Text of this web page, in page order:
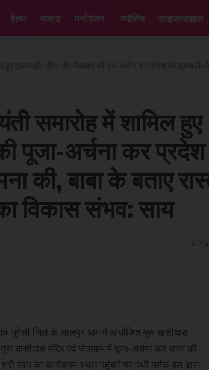
हेल्थ यात्रा मनोरंजन ज्योतिष लाइफस्टाइल
समारोह में शामिल हुए
पूजा-अर्चना कर प्रदेश
की, बाबा के बताए
विकास संभव: साय
मुंगेली जिले के लालपुर धाम में आयोजित गुरू घासीदास
घासीदास मंदिर एवं जैतखाम में पूजा-अर्चना कर राज्य की
साय का कार्यक्रम स्थल पहुंचने पर पंथी नर्तक दल द्वारा